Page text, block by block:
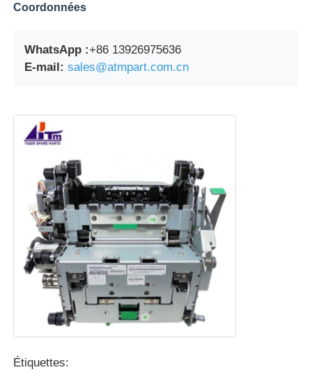
Coordonnées
WhatsApp :+86 13926975636
E-mail: sales@atmpart.com.cn
Étiquettes: